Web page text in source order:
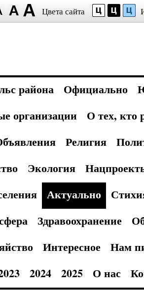
Цвета сайта
района Официально
организации
О тех, кто
Религия
Экология
Актуально
Здравоохранение
Интересное
Нам
2024 2025 О нас